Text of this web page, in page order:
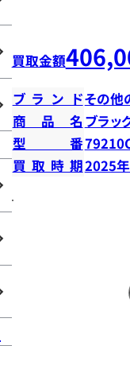
買取金額
ブランドその他
商品名 ブラッ
型番
買取時期2025